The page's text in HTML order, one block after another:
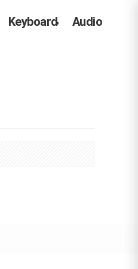
Keyboard Audio